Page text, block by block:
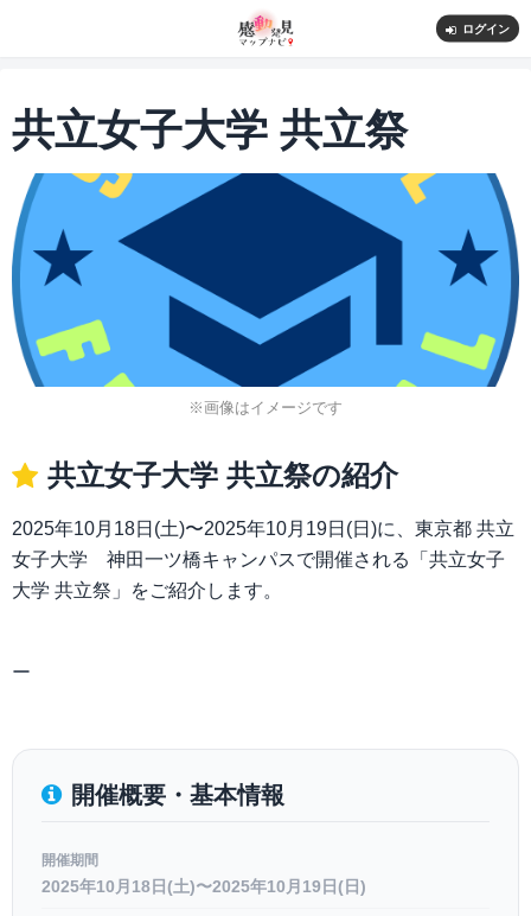
ログイン
共立女子大学 共立祭
※画像はイメージです
共立女子大学 共立祭の紹介
2025年10月18日(土)〜2025年10月19日(日)に、東京都 共立
女子大学 神田一ツ橋キャンパスで開催される「共立女子
大学 共立祭」をご紹介します。
ー
開催概要・基本情報
開催期間
2025年10月18日(土)〜2025年10月19日(日)